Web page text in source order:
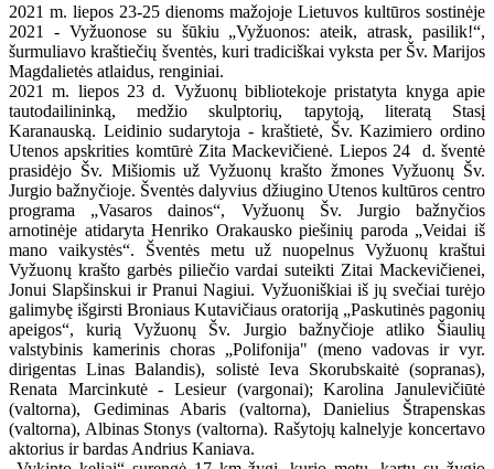
2021 m. liepos 23-25 dienoms mažojoje Lietuvos kultūros sostinėje
2021 - Vyžuonose su šūkiu „Vyžuonos: ateik, atrask, pasilik!“,
šurmuliavo kraštiečių šventės, kuri tradiciškai vyksta per Šv. Marijos
Magdalietės atlaidus, renginiai.
2021 m. liepos 23 d. Vyžuonų bibliotekoje pristatyta knyga apie
tautodailininką, medžio skulptorių, tapytoją, literatą Stasį
Karanauską. Leidinio sudarytoja - kraštietė, Šv. Kazimiero ordino
Utenos apskrities komtūrė Zita Mackevičienė. Liepos 24 d. šventė
prasidėjo Šv. Mišiomis už Vyžuonų krašto žmones Vyžuonų Šv.
Jurgio bažnyčioje. Šventės dalyvius džiugino Utenos kultūros centro
programa „Vasaros dainos“, Vyžuonų Šv. Jurgio bažnyčios
arnotinėje atidaryta Henriko Orakausko piešinių paroda „Veidai iš
mano vaikystės“. Šventės metu už nuopelnus Vyžuonų kraštui
Vyžuonų krašto garbės piliečio vardai suteikti Zitai Mackevičienei,
Jonui Slapšinskui ir Pranui Nagiui. Vyžuoniškiai iš jų svečiai turėjo
galimybę išgirsti Broniaus Kutavičiaus oratoriją „Paskutinės pagonių
apeigos“, kurią Vyžuonų Šv. Jurgio bažnyčioje atliko Šiaulių
valstybinis kamerinis choras „Polifonija" (meno vadovas ir vyr.
dirigentas Linas Balandis), solistė Ieva Skorubskaitė (sopranas),
Renata Marcinkutė - Lesieur (vargonai); Karolina Janulevičiūtė
(valtorna), Gediminas Abaris (valtorna), Danielius Štrapenskas
(valtorna), Albinas Stonys (valtorna). Rašytojų kalnelyje koncertavo
aktorius ir bardas Andrius Kaniava.